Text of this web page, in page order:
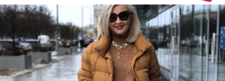
невероятно красиво.Все стереотипы, какие были у меня насчет
арабских дизайнеров, рассеялись как дым. А столько красоты
сегодня сложно увидеть на других известных неделях
мод.Самое интересное сейчас покажу ?